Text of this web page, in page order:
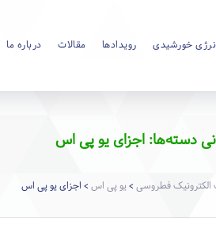
خورشیدی رویدادها مقالات درباره ما
دسته‌ها: اجزای یو پی اس
فطروسی > یو پی اس > اجزای یو پی اس